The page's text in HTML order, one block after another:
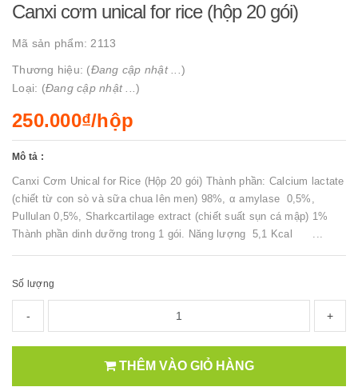
Canxi cơm unical for rice (hộp 20 gói)
Mã sản phẩm: 2113
Thương hiệu: (Đang cập nhật ... )
Loại: (Đang cập nhật ... )
250.000₫/hộp
Mô tả :
Canxi Cơm Unical for Rice (Hộp 20 gói) Thành phần: Calcium lactate
(chiết từ con sò và sữa chua lên men) 98%, α amylase 0,5%,
Pullulan 0,5%, Sharkcartilage extract (chiết suất sụn cá mập) 1%
Thành phần dinh dưỡng trong 1 gói. Năng lượng 5,1 Kcal ...
Số lượng
- +
THÊM VÀO GIỎ HÀNG